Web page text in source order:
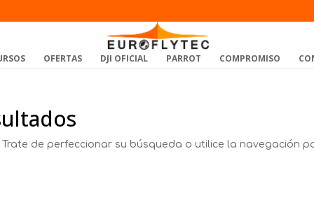
OFERTAS DJI OFICIAL PARROT COMPROMISO
de perfeccionar su búsqueda o utilice la navegación